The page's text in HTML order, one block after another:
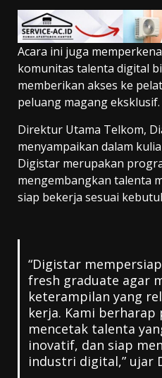
Acara ini juga
komunitas talenta digital
memberikan akses ke
peluang magang eksklusif.
Direktur Utama Telkom,
menyampaikan dalam
Digistar merupakan
mengembangkan talenta
siap bekerja sesuai
“Digistar
fresh graduate agar
keterampilan yang
kerja. Kami
mencetak talenta
inovatif, dan siap
industri digital,” ujar